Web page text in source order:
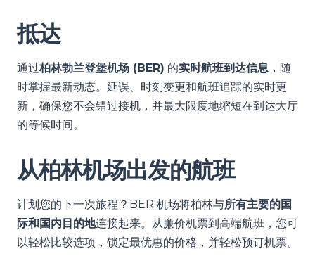
抵达
通过柏林勃兰登堡机场 (BER) 的实时航班到达信息 ，随
时掌握最新动态。延误、时刻变更和航班追踪的实时更
新，确保您不会错过接机，并最大限度地缩短在到达大厅
的等候时间。
从柏林机场出发的航班
计划您的下一次旅程？BER 机场将柏林与所有主要的国
际和国内目的地连接起来。从廉价机票到高端航班，您可
以轻松比较选项，锁定最优惠的价格，并轻松预订机票。